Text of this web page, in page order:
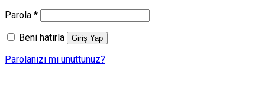
Parola *Gerekli
Beni hatırla Giriş Yap
Parolanızı mı unuttunuz?